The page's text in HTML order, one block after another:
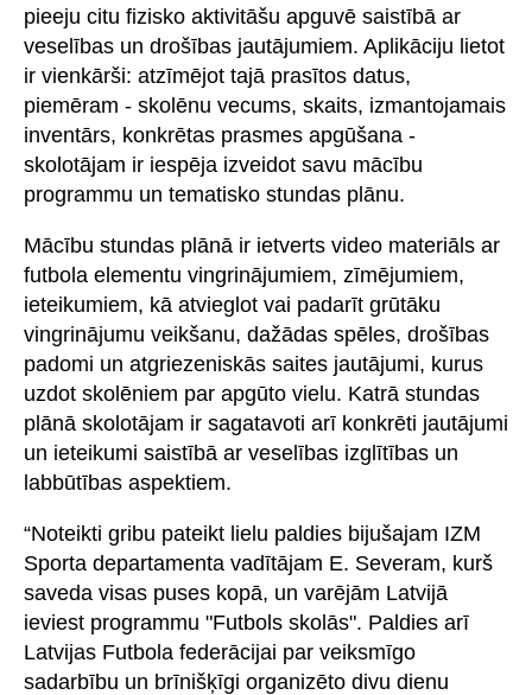
pieeju citu fizisko aktivitāšu apguvē saistībā ar
veselības un drošības jautājumiem. Aplikāciju lietot
ir vienkārši: atzīmējot tajā prasītos datus,
piemēram - skolēnu vecums, skaits, izmantojamais
inventārs, konkrētas prasmes apgūšana -
skolotājam ir iespēja izveidot savu mācību
programmu un tematisko stundas plānu.
Mācību stundas plānā ir ietverts video materiāls ar
futbola elementu vingrinājumiem, zīmējumiem,
ieteikumiem, kā atvieglot vai padarīt grūtāku
vingrinājumu veikšanu, dažādas spēles, drošības
padomi un atgriezeniskās saites jautājumi, kurus
uzdot skolēniem par apgūto vielu. Katrā stundas
plānā skolotājam ir sagatavoti arī konkrēti jautājumi
un ieteikumi saistībā ar veselības izglītības un
labbūtības aspektiem.
“Noteikti gribu pateikt lielu paldies bijušajam IZM
Sporta departamenta vadītājam E. Severam, kurš
saveda visas puses kopā, un varējām Latvijā
ieviest programmu "Futbols skolās". Paldies arī
Latvijas Futbola federācijai par veiksmīgo
sadarbību un brīnišķīgi organizēto divu dienu